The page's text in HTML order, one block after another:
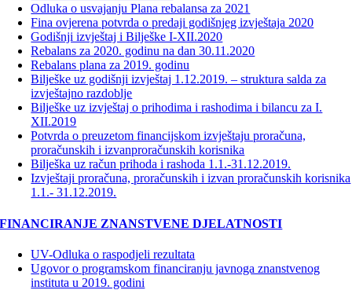
Odluka o usvajanju Plana rebalansa za 2021
Fina ovjerena potvrda o predaji godišnjeg izvještaja 2020
Godišnji izvještaj i Bilješke I-XII.2020
Rebalans za 2020. godinu na dan 30.11.2020
Rebalans plana za 2019. godinu
Bilješke uz godišnji izvještaj 1.12.2019. – struktura salda za
izvještajno razdoblje
Bilješke uz izvještaj o prihodima i rashodima i bilancu za I.
XII.2019
Potvrda o preuzetom financijskom izvještaju proračuna,
proračunskih i izvanproračunskih korisnika
Bilješka uz račun prihoda i rashoda 1.1.-31.12.2019.
Izvještaji proračuna, proračunskih i izvan proračunskih korisnika
1.1.- 31.12.2019.
FINANCIRANJE ZNANSTVENE DJELATNOSTI
UV-Odluka o raspodjeli rezultata
Ugovor o programskom financiranju javnoga znanstvenog
instituta u 2019. godini